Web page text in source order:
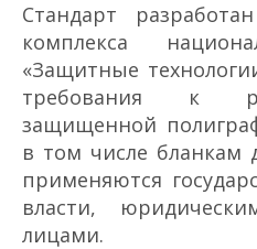
Стандарт
комплекса
«Защитные
требования к
защищенной
в том числе бланкам
применяются
власти,
лицами.